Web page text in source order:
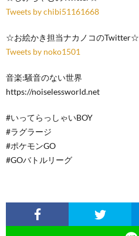
Tweets by chibi51161668
☆お絵かき担当ナカノコのTwitter☆
Tweets by noko1501
音楽:騒音のない世界
https://noiselessworld.net
#いってらっしゃいBOY
#ラグラージ
#ポケモンGO
#GOバトルリーグ